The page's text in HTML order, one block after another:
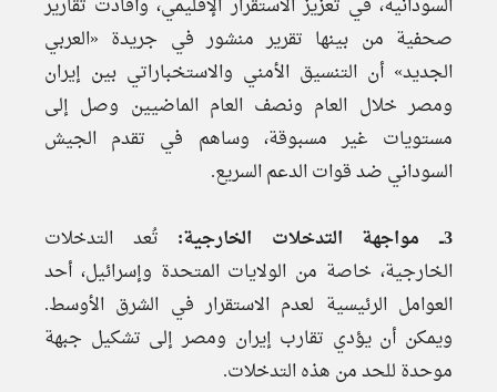
السودانية، في تعزيز الاستقرار الإقليمي، وأفادت تقارير
صحفية من بينها تقرير منشور في جريدة «العربي
الجديد» أن التنسيق الأمني والاستخباراتي بين إيران
ومصر خلال العام ونصف العام الماضيين وصل إلى
مستويات غير مسبوقة، وساهم في تقدم الجيش
السوداني ضد قوات الدعم السريع.
3ــ مواجهة التدخلات الخارجية:
تُعد التدخلات
الخارجية، خاصة من الولايات المتحدة وإسرائيل، أحد
العوامل الرئيسية لعدم الاستقرار في الشرق الأوسط.
ويمكن أن يؤدي تقارب إيران ومصر إلى تشكيل جبهة
موحدة للحد من هذه التدخلات.